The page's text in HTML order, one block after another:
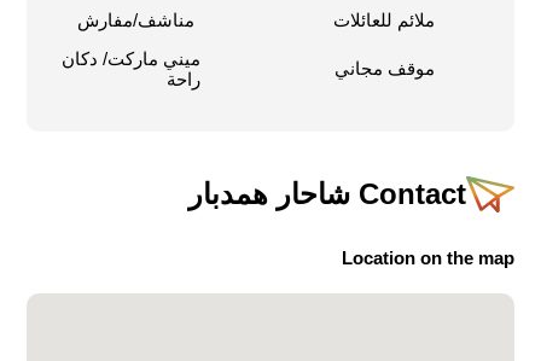
ملائم للعائلات
مناشف/مفارش
موقف مجاني
ميني ماركت/ دكان
راحة
Contact شاحار همدبار
Location on the map